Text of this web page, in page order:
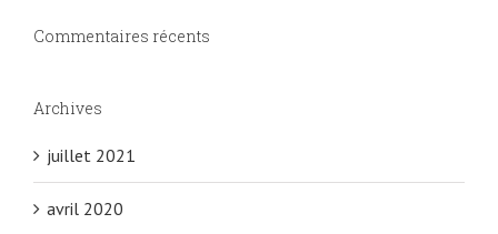
Commentaires récents
Archives
juillet 2021
avril 2020